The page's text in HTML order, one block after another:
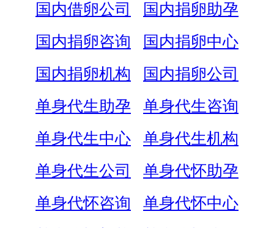
国内借卵公司
国内捐卵助孕
国内捐卵咨询
国内捐卵中心
国内捐卵机构
国内捐卵公司
单身代生助孕
单身代生咨询
单身代生中心
单身代生机构
单身代生公司
单身代怀助孕
单身代怀咨询
单身代怀中心